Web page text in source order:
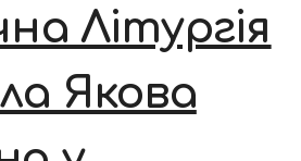
Літургія
Якова